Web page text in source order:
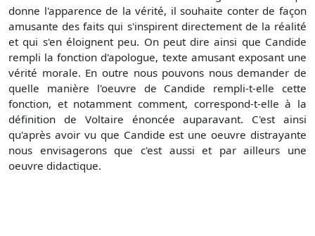
donne l'apparence de la vérité, il souhaite conter de façon
amusante des faits qui s'inspirent directement de la réalité
et qui s'en éloignent peu. On peut dire ainsi que Candide
rempli la fonction d'apologue, texte amusant exposant une
vérité morale. En outre nous pouvons nous demander de
quelle manière l'oeuvre de Candide rempli-t-elle cette
fonction, et notamment comment, correspond-t-elle à la
définition de Voltaire énoncée auparavant. C'est ainsi
qu'après avoir vu que Candide est une oeuvre distrayante
nous envisagerons que c'est aussi et par ailleurs une
oeuvre didactique.